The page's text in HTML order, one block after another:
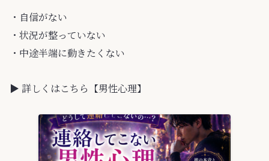
・自信がない
・状況が整っていない
・中途半端に動きたくない
▶ 詳しくはこちら【男性心理】